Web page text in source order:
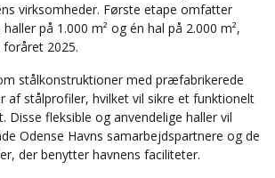
virksomheder. Første etape omfatter
på 1.000 m² og én hal på 2.000 m²,
2025.
stålkonstruktioner med præfabrikerede
af stålprofiler, hvilket vil sikre et funktionelt
Disse fleksible og anvendelige haller vil
Odense Havns samarbejdspartnere og de
der benytter havnens faciliteter.